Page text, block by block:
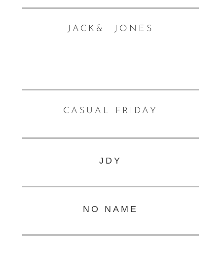
JACK& JONES
CASUAL FRIDAY
JDY
NO NAME